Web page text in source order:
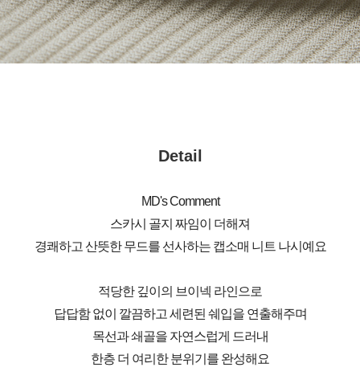
Detail
MD's Comment
스카시 골지 짜임이 더해져
경쾌하고 산뜻한 무드를 선사하는 캡소매 니트 나시예요
적당한 깊이의 브이넥 라인으로
답답함 없이 깔끔하고 세련된 쉐입을 연출해주며
목선과 쇄골을 자연스럽게 드러내
한층 더 여리한 분위기를 완성해요